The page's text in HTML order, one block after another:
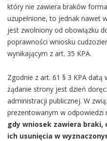
który nie zawiera braków
uzupełnione, to jednak nawet
jest zwolniony od obowiązku
poprawności wniosku
wynikającym z art. 35 KPA.
Zgodnie z art. 61 § 3 KPA
żądanie strony jest dzień
administracji publicznej. W
prezentowanym w odpowiedzi
gdy wniosek zawiera braki,
ich usunięcia w